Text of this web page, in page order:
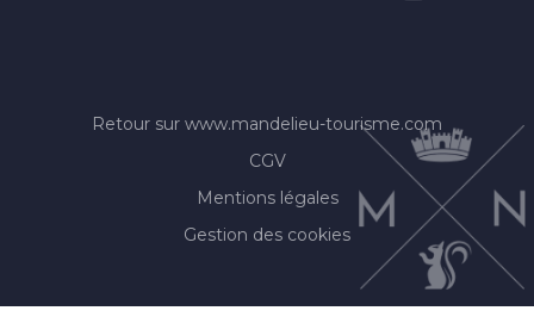
Retour sur www.mandelieu-tourisme.com
CGV
Mentions légales
Gestion des cookies